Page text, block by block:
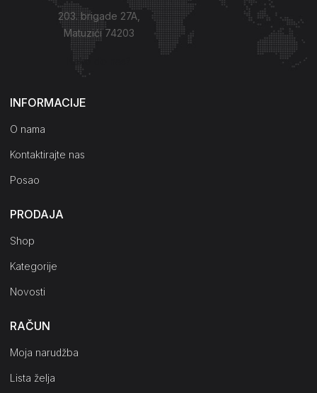
203. brigade 27A,
Matuzići 74203
Kako do nas?
INFORMACIJE
O nama
Kontaktirajte nas
Posao
PRODAJA
Shop
Kategorije
Novosti
RAČUN
Moja narudžba
Lista želja